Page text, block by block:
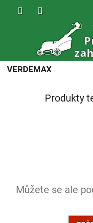
VERDEMAX
Produkty
Můžete se ale